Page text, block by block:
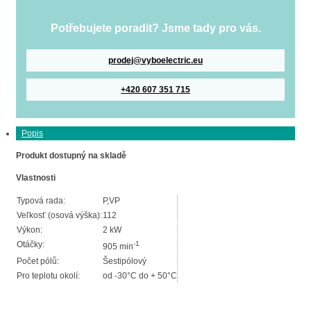
Potřebujete poradit? Jsme tady pro vás.
prodej@vyboelectric.eu
+420 607 351 715
Popis
Produkt dostupný na skladě
Vlastnosti
Typová rada:
P,VP
Veľkosť (osová výška):112
Výkon:
2 kW
Otáčky:
905 min-1
Počet pólů:
Šestipólový
Pro teplotu okolí:
od -30°C do + 50°C